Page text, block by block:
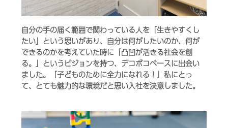
自分の手の届く範囲で関わっている人を「生きやすくし
たい」という思いがあり、自分は何がしたいのか、何が
できるのかを考えていた時に「凸凹が活きる社会を創
る。」というビジョンを持つ、デコボコベースに出会い
ました。「子どものために全力になれる！」私にとっ
て、とても魅力的な環境だと思い入社を決意しました。